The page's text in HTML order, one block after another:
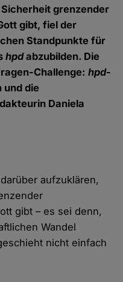
grenzender
gibt, fiel der
Standpunkte für
hpdabzubilden. Die
Challenge:hpd-
und die
Daniela
aufzuklären,
gibt – es sei denn,
Wandel
nicht einfach